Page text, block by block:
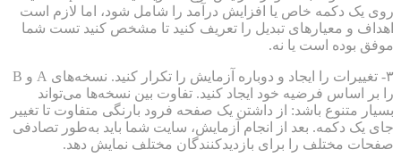
روی یک دکمه خاص یا افزایش درآمد را شامل شود، اما لازم است
اهداف و معیارهای تبدیل را تعریف کنید تا مشخص کنید تست شما
موفق بوده است یا نه.
۳- تغییرات را ایجاد و دوباره آزمایش را تکرار کنید. نسخه‌های A و B
را بر اساس فرضیه خود ایجاد کنید. تفاوت بین نسخه‌ها می‌تواند
بسیار متنوع باشد: از داشتن یک صفحه فرود بارنگی متفاوت تا تغییر
جای یک دکمه. بعد از انجام آزمایش، سایت شما باید به‌طور تصادفی
صفحات مختلف را برای بازدیدکنندگان مختلف نمایش دهد.